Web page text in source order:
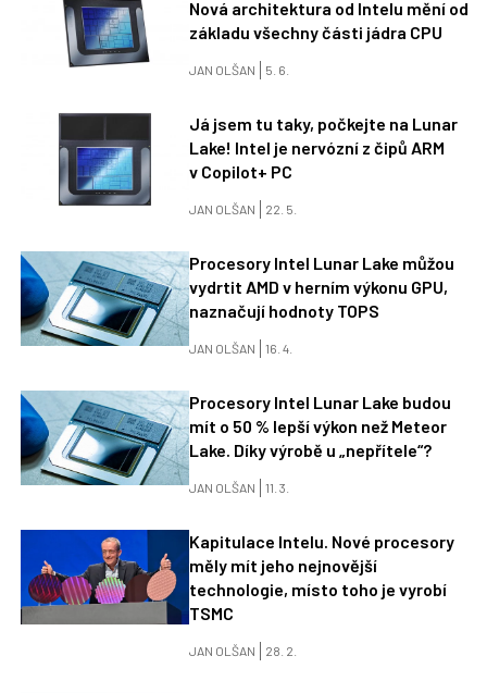
Nová architektura od Intelu mění od
základu všechny části jádra CPU
JAN OLŠAN 5. 6.
Já jsem tu taky, počkejte na Lunar
Lake! Intel je nervózní z čipů ARM
v Copilot+ PC
JAN OLŠAN 22. 5.
Procesory Intel Lunar Lake můžou
vydrtit AMD v herním výkonu GPU,
naznačují hodnoty TOPS
JAN OLŠAN 16. 4.
Procesory Intel Lunar Lake budou
mít o 50 % lepší výkon než Meteor
Lake. Díky výrobě u „nepřítele“?
JAN OLŠAN 11. 3.
Kapitulace Intelu. Nové procesory
měly mít jeho nejnovější
technologie, místo toho je vyrobí
TSMC
JAN OLŠAN 28. 2.